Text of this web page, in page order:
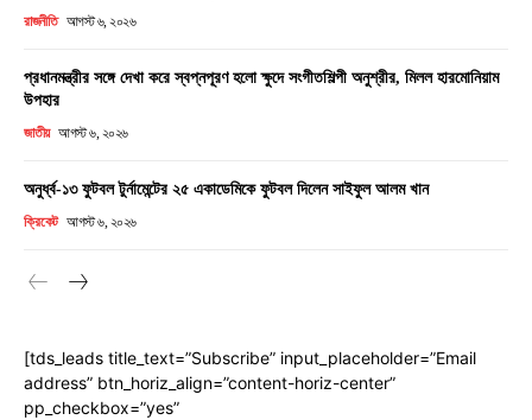
রাজনীতি আগস্ট ৬, ২০২৬
প্রধানমন্ত্রীর সঙ্গে দেখা করে স্বপ্নপূরণ হলো ক্ষুদে সংগীতশিল্পী অনুশ্রীর, মিলল হারমোনিয়াম
উপহার
জাতীয় আগস্ট ৬, ২০২৬
অনুর্ধ্ব-১৩ ফুটবল টুর্নামেন্টের ২৫ একাডেমিকে ফুটবল দিলেন সাইফুল আলম খান
ক্রিকেট আগস্ট ৬, ২০২৬
[tds_leads title_text=”Subscribe” input_placeholder=”Email
address” btn_horiz_align=”content-horiz-center”
pp_checkbox=”yes”